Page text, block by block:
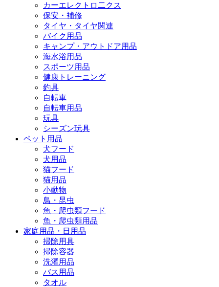
カーエレクトロ二クス
保安・補修
タイヤ・タイヤ関連
バイク用品
キャンプ・アウトドア用品
海水浴用品
スポーツ用品
健康トレーニング
釣具
自転車
自転車用品
玩具
シーズン玩具
ペット用品
犬フード
犬用品
猫フード
猫用品
小動物
鳥・昆虫
魚・爬虫類フード
魚・爬虫類用品
家庭用品・日用品
掃除用具
掃除容器
洗濯用品
バス用品
タオル